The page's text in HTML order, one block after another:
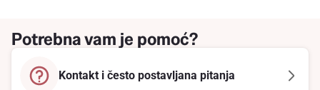
Potrebna vam je pomoć?
Kontakt i često postavljana pitanja